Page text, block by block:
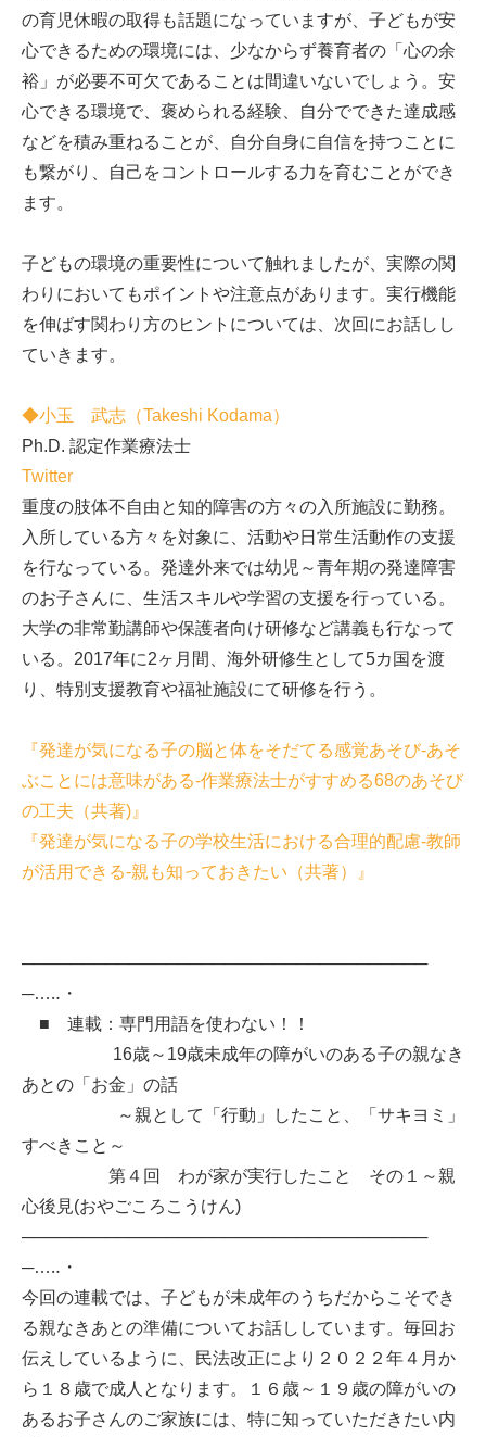
の育児休暇の取得も話題になっていますが、子どもが安
心できるための環境には、少なからず養育者の「心の余
裕」が必要不可欠であることは間違いないでしょう。安
心できる環境で、褒められる経験、自分でできた達成感
などを積み重ねることが、自分自身に自信を持つことに
も繋がり、自己をコントロールする力を育むことができ
ます。
子どもの環境の重要性について触れましたが、実際の関
わりにおいてもポイントや注意点があります。実行機能
を伸ばす関わり方のヒントについては、次回にお話しし
ていきます。
◆小玉 武志（Takeshi Kodama）
Ph.D. 認定作業療法士
Twitter
重度の肢体不自由と知的障害の方々の入所施設に勤務。
入所している方々を対象に、活動や日常生活動作の支援
を行なっている。発達外来では幼児～青年期の発達障害
のお子さんに、生活スキルや学習の支援を行っている。
大学の非常勤講師や保護者向け研修など講義も行なって
いる。2017年に2ヶ月間、海外研修生として5カ国を渡
り、特別支援教育や福祉施設にて研修を行う。
『発達が気になる子の脳と体をそだてる感覚あそび-あそ
ぶことには意味がある-作業療法士がすすめる68のあそび
の工夫（共著)』
『発達が気になる子の学校生活における合理的配慮-教師
が活用できる-親も知っておきたい（共著）』
──────────────────────────────────
─…‥・
■ 連載：専門用語を使わない！！
16歳～19歳未成年の障がいのある子の親なき
あとの「お金」の話
～親として「行動」したこと、「サキヨミ」
すべきこと～
第４回 わが家が実行したこと その１～親
心後見(おやごころこうけん)
──────────────────────────────────
─…‥・
今回の連載では、子どもが未成年のうちだからこそでき
る親なきあとの準備についてお話ししています。毎回お
伝えしているように、民法改正により２０２２年４月か
ら１８歳で成人となります。１６歳～１９歳の障がいの
あるお子さんのご家族には、特に知っていただきたい内